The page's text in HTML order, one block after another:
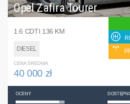
Opel Zafira Tourer
1.6 CDTI 136 KM
DIESEL
CENA ŚREDNIA
40 000 zł
OCENY